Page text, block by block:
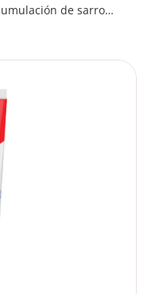
de sarro